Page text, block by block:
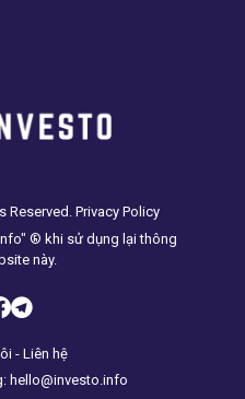
Reserved. Privacy Policy
® khi sử dụng lại thông
này.
- Liên hệ
hello@investo.info